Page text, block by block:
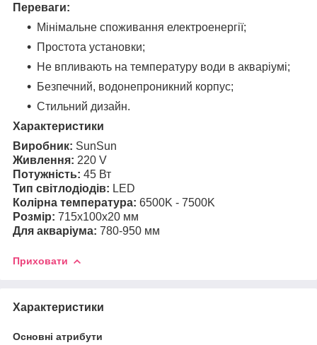
Переваги:
Мінімальне споживання електроенергії;
Простота установки;
Не впливають на температуру води в акваріумі;
Безпечний, водонепроникний корпус;
Стильний дизайн.
Характеристики
Виробник: SunSun
Живлення: 220 V
Потужність: 45 Вт
Тип світлодіодів: LED
Колірна температура: 6500K - 7500K
Розмір: 715х100х20 мм
Для акваріума: 780-950 мм
Приховати
Характеристики
Основні атрибути